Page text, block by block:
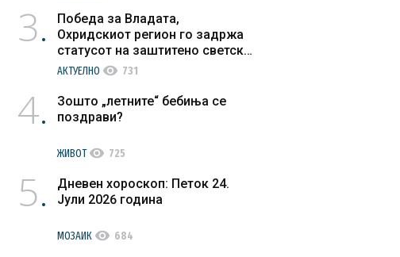
3
Победа за Владата,
Охридскиот регион го задржа
статусот на заштитено светско
културно наследство
АКТУЕЛНО visibility 731
4
Зошто „летните“ бебиња се
поздрави?
ЖИВОТvisibility 725
5
Дневен хороскоп: Петок 24.
Јули 2026 година
МОЗАИК visibility 684